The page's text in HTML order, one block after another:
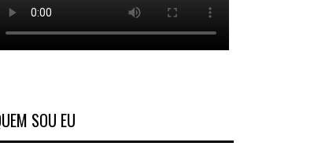
SOU EU